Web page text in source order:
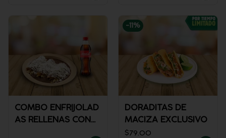
COMBO ENFRIJOLAD
AS RELLENAS CON
-11 %
DORADITAS DE
MACIZA EXCLUSIVO
$79.00